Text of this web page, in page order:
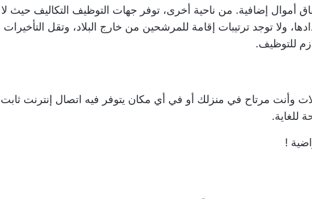
أموال إضافية. من ناحية أخرى، توفر جهات التوظيف التكاليف حيث لا
ولا توجد ترتيبات إقامة للمرشحين من خارج البلاد، وتقل التأخيرات
للتوظيف.
وأنت مرتاح في منزلك أو في أي مكان يتوفر فيه اتصال إنترنت ثابت
للغاية.
!